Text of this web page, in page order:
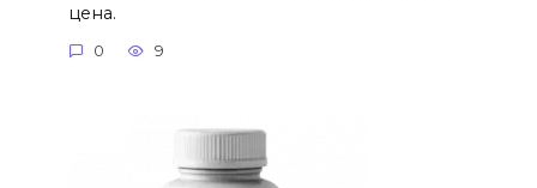
цена.
0 9